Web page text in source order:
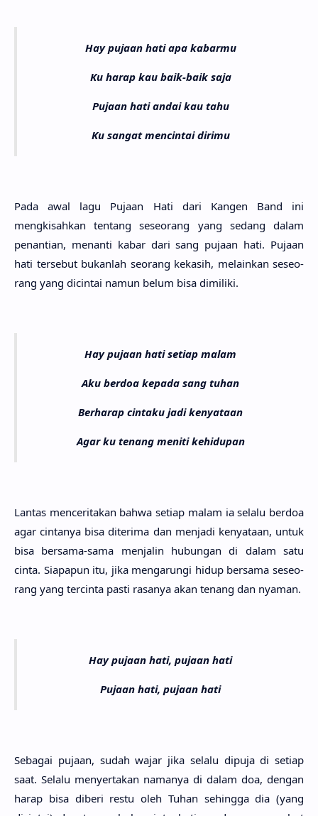
Hay pujaan hati apa kabarmu
Ku harap kau baik-baik saja
Pujaan hati andai kau tahu
Ku sangat mencintai dirimu
Pada awal lagu Puja­an Hati dari Kangen Band ini
mengkisah­kan ten­tang seseo­rang yang sedang dalam
penanti­an, menan­ti kabar dari sang puja­an hati. Puja­an
hati terse­but bukan­lah seo­rang keka­sih, melain­kan seseo­
rang yang dicin­tai namun belum bisa dimili­ki.
Hay pujaan hati setiap malam
Aku berdoa kepada sang tuhan
Berharap cintaku jadi kenyataan
Agar ku tenang meniti kehidupan
Lan­tas mencerita­kan bahwa seti­ap malam ia sela­lu ber­doa
agar cinta­nya bisa diteri­ma dan menja­di kenyata­an, untuk
bisa bersa­ma-sama menja­lin hubu­ngan di dalam satu
cinta. Siapa­pun itu, jika mengaru­ngi hidup bersa­ma seseo­
rang yang tercin­ta pasti rasa­nya akan tenang dan nya­man.
Hay pujaan hati, pujaan hati
Pujaan hati, pujaan hati
Seba­gai puja­an, sudah wajar jika sela­lu dipu­ja di seti­ap
saat. Sela­lu menyerta­kan nama­nya di dalam doa, dengan
harap bisa dibe­ri restu oleh Tuhan sehing­ga dia (yang